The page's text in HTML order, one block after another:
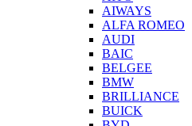
AIWAYS
ALFA ROMEO
AUDI
BAIC
BELGEE
BMW
BRILLIANCE
BUICK